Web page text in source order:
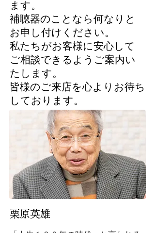
ます。
補聴器のことなら何なりと
お申し付けください。
私たちがお客様に安心して
ご相談できるようご案内い
たします。
皆様のご来店​を心よりお待ち
しております。
​栗原英雄